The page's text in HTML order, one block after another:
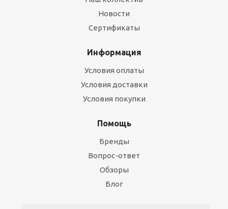
Новости
Сертификаты
Информация
Условия оплаты
Условия доставки
Условия покупки
Помощь
Бренды
Вопрос-ответ
Обзоры
Блог